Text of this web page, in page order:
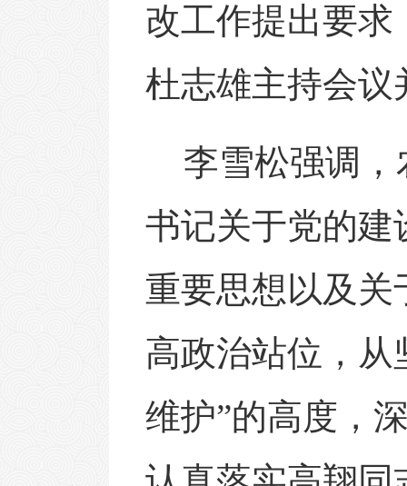
改工作提出要
杜志雄主持会议
李雪松强调
书记关于党的建
重要思想以及
高政治站位，从
维护”的高度 ，